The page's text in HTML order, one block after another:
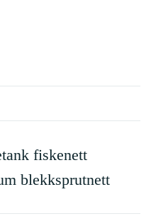
fiskenett
blekksprutnett